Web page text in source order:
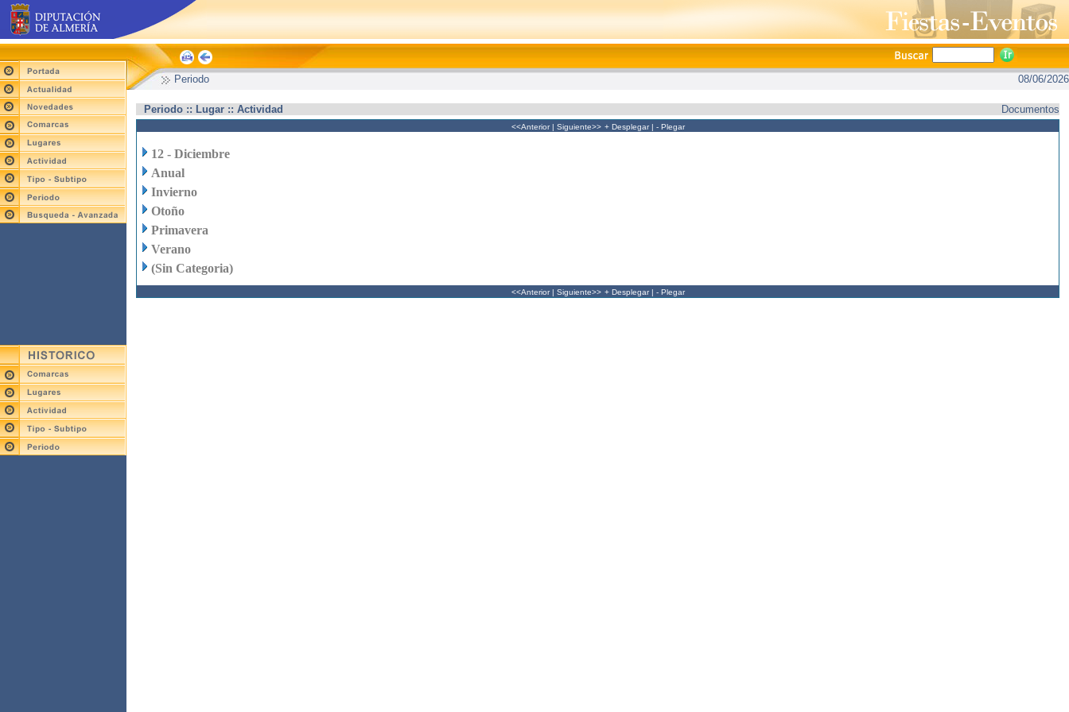
Periodo 08/06/2026
Periodo :: Lugar :: Actividad Documentos
<<Anterior| Siguiente>> + Desplegar| - Plegar
12 - Diciembre
Anual
Invierno
Otoño
Primavera
Verano
(Sin Categoria)
<<Anterior| Siguiente>> + Desplegar| - Plegar